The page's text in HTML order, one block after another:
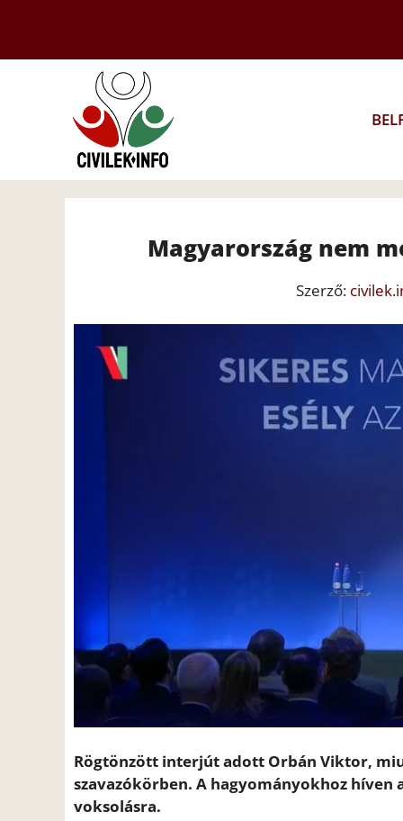
tartalomba
Magyarország nem
Szerző:
Rögtönzött interjút adott Orbán Viktor,
szavazókörben. A hagyományokhoz
voksolásra.